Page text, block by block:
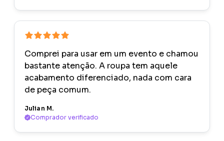
Comprei para usar em um evento e chamou
bastante atenção. A roupa tem aquele
acabamento diferenciado, nada com cara
de peça comum.
Julian M.
Comprador verificado